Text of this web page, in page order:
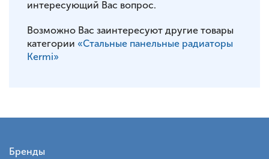
интересующий Вас вопрос.
Возможно Вас заинтересуют другие товары
категории «Стальные панельные радиаторы
Kermi»
Бренды